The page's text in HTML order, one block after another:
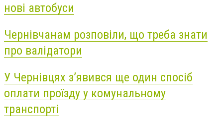
нові автобуси
Чернівчанам розповіли, що треба знати
про валідатори
У Чернівцях з’явився ще один спосіб
оплати проїзду у комунальному
транспорті